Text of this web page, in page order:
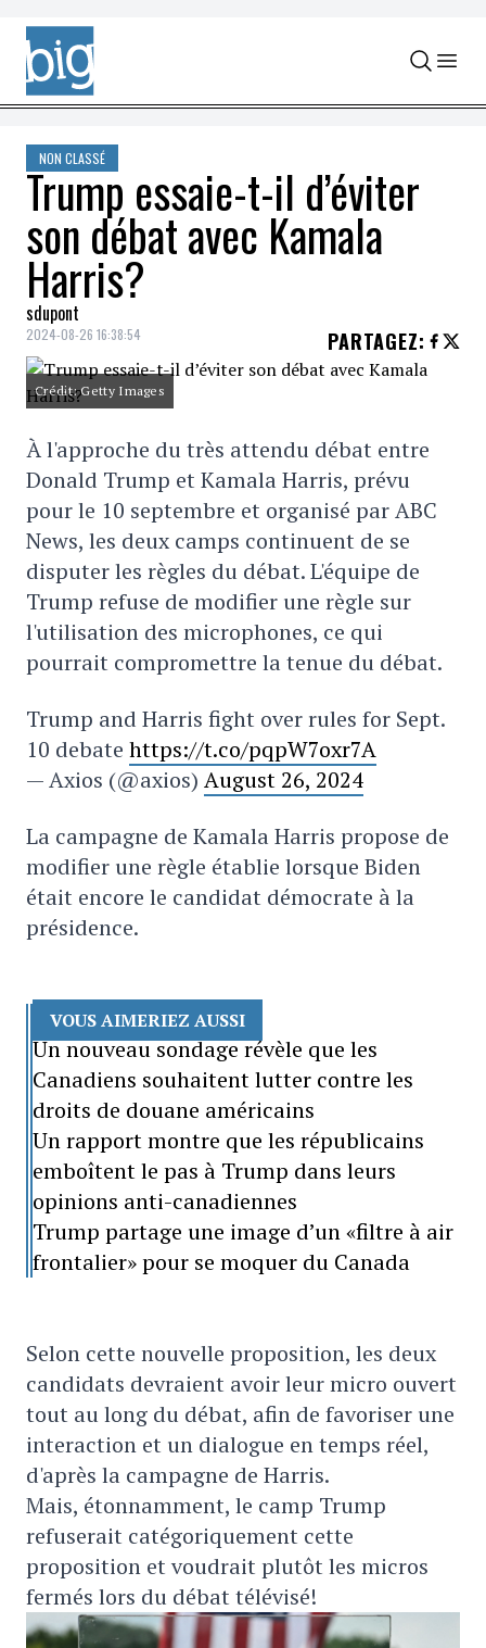
Skip to content
NON CLASSÉ
Trump essaie-t-il d’éviter
son débat avec Kamala
Harris?
sdupont
2024-08-26 16:38:54 PARTAGEZ:
Crédit: Getty Images
À l'approche du très attendu débat entre
Donald Trump et Kamala Harris, prévu
pour le 10 septembre et organisé par ABC
News, les deux camps continuent de se
disputer les règles du débat. L'équipe de
Trump refuse de modifier une règle sur
l'utilisation des microphones, ce qui
pourrait compromettre la tenue du débat.
Trump and Harris fight over rules for Sept.
10 debate https://t.co/pqpW7oxr7A
— Axios (@axios) August 26, 2024
La campagne de Kamala Harris propose de
modifier une règle établie lorsque Biden
était encore le candidat démocrate à la
présidence.
VOUS AIMERIEZ AUSSI
Un nouveau sondage révèle que les
Canadiens souhaitent lutter contre les
droits de douane américains
Un rapport montre que les républicains
emboîtent le pas à Trump dans leurs
opinions anti-canadiennes
Trump partage une image d’un «filtre à air
frontalier» pour se moquer du Canada
Selon cette nouvelle proposition, les deux
candidats devraient avoir leur micro ouvert
tout au long du débat, afin de favoriser une
interaction et un dialogue en temps réel,
d'après la campagne de Harris.
Mais, étonnamment, le camp Trump
refuserait catégoriquement cette
proposition et voudrait plutôt les micros
fermés lors du débat télévisé!